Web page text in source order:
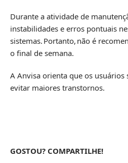
Durante a atividade de
instabilidades e erros pontuais
sistemas. Portanto, não é
o final de semana.
A Anvisa orienta que os
evitar maiores transtornos.
GOSTOU? COMPARTILHE!